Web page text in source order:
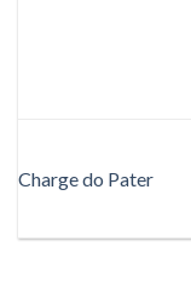
Charge do Pater